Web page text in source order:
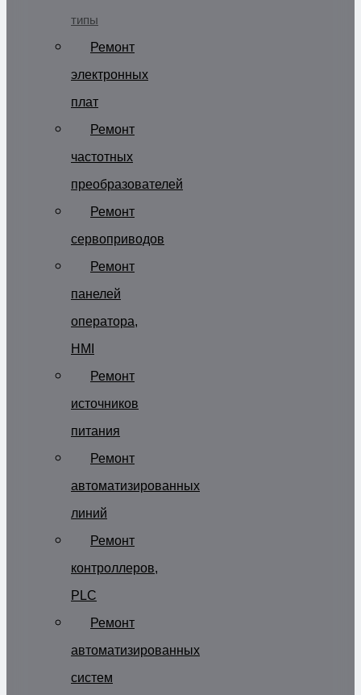
типы
Ремонт
электронных
плат
Ремонт
частотных
преобразователей
Ремонт
сервоприводов
Ремонт
панелей
оператора,
HMI
Ремонт
источников
питания
Ремонт
автоматизированных
линий
Ремонт
контроллеров,
PLC
Ремонт
автоматизированных
систем